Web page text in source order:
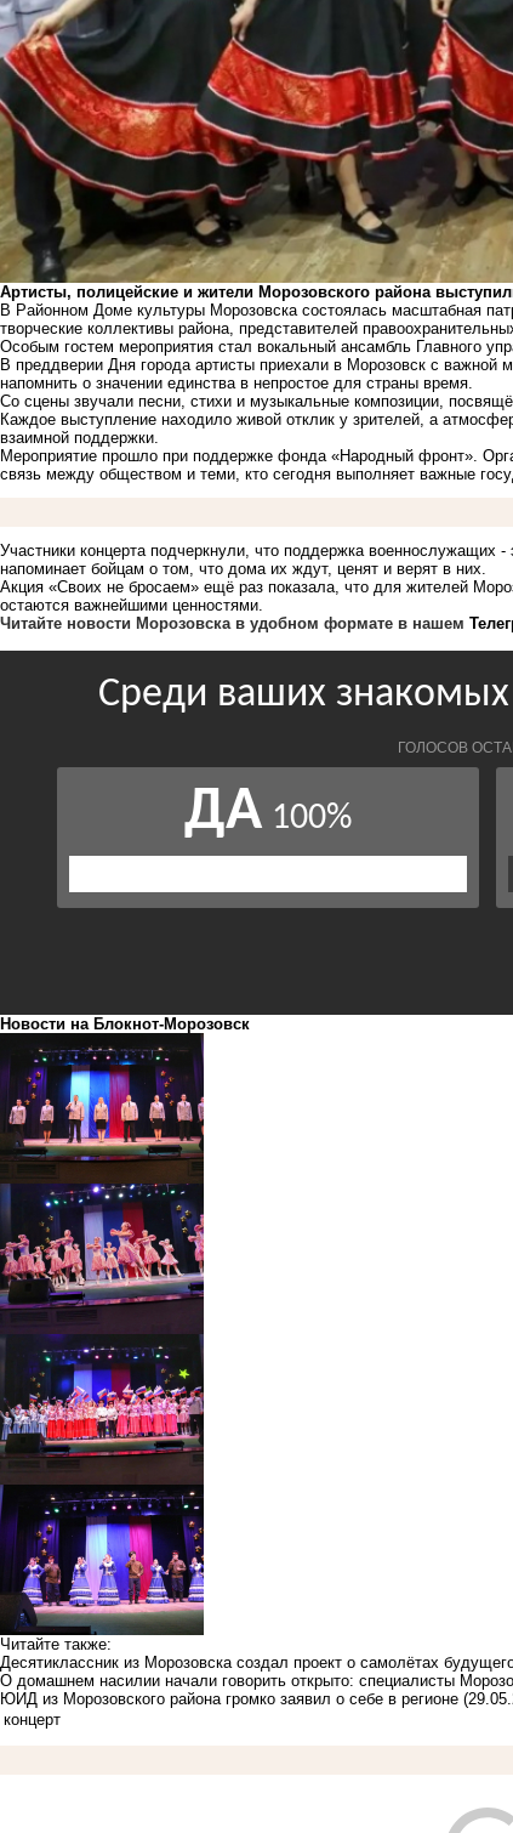
Артисты, полицейские и жители Морозовского района
В Районном Доме культуры Морозовска состоялась масштабная
творческие коллективы района, представителей
Особым гостем мероприятия стал вокальный ансамбль Главного
В преддверии Дня города артисты приехали в Морозовск с
напомнить о значении единства в непростое для страны время.
Со сцены звучали песни, стихи и музыкальные композиции,
Каждое выступление находило живой отклик у зрителей, а
взаимной поддержки.
Мероприятие прошло при поддержке фонда «Народный фронт».
связь между обществом и теми, кто сегодня выполняет важные
Участники концерта подчеркнули, что поддержка военнослужащих
напоминает бойцам о том, что дома их ждут, ценят и верят в них.
Акция «Своих не бросаем» ещё раз показала, что для жителей
остаются важнейшими ценностями.
Читайте новости Морозовска в удобном формате в нашем
Новости на Блoкнoт-Морозовск
Читайте также:
Десятиклассник из Морозовска создал проект о самолётах
О домашнем насилии начали говорить открыто: специалисты
ЮИД из Морозовского района громко заявил о себе в регионе
концерт